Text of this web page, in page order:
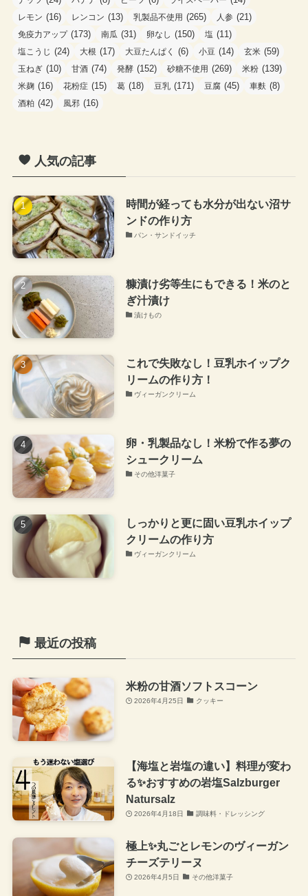
レモン (16) レンコン (13) 乳製品不使用 (265) 人参 (21)
免疫力アップ(173) 南瓜 (31) 卵なし (150) 塩 (11)
塩こうじ (24) 大根 (17) 大豆たんぱく (6) 小豆 (14) 玄米 (59)
玉ねぎ (10) 甘酒 (74) 発酵 (152) 砂糖不使用 (269) 米粉 (139)
米麹 (16) 花粉症 (15) 葛 (18) 豆乳 (171) 豆腐 (45) 車麩 (8)
酒粕 (42) 風邪 (16)
人気の記事
時間が経っても水分が出ない沼サ
ンドの作り方
パン・サンドイッチ
糠漬け劣等生にもできる！米のと
ぎ汁漬け
漬けもの
これで失敗なし！豆乳ホイップク
リームの作り方！
ヴィーガンクリーム
卵・乳製品なし！米粉で作る夢の
シュークリーム
その他洋菓子
しっかりと更に固い豆乳ホイップ
クリームの作り方
ヴィーガンクリーム
最近の投稿
米粉の甘酒ソフトスコーン
2026年4月25日 クッキー
【海塩と岩塩の違い】料理が変わ
る✨おすすめの岩塩Salzburger
Natursalz
2026年4月18日 調味料・ドレッシング
極上✨丸ごとレモンのヴィーガン
チーズテリーヌ
2026年4月5日 その他洋菓子